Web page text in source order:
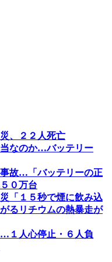
、２２人死亡
なのか…バッテリー
故…「バッテリーの正
０万台
「１５秒で煙に飲み込
るリチウムの熱暴走が
１人心停止・６人負